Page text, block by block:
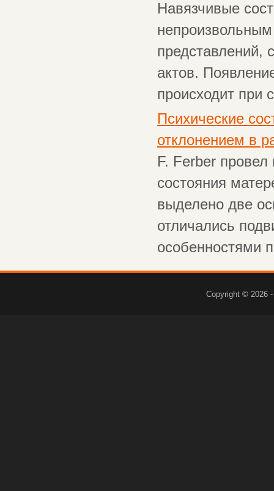
Навязчивые
представлений,
актов.
происходит при
Психические
отклонением в
F. Ferber провел
состояния
выделено две
отличались
особенностями
Copyright © 2026